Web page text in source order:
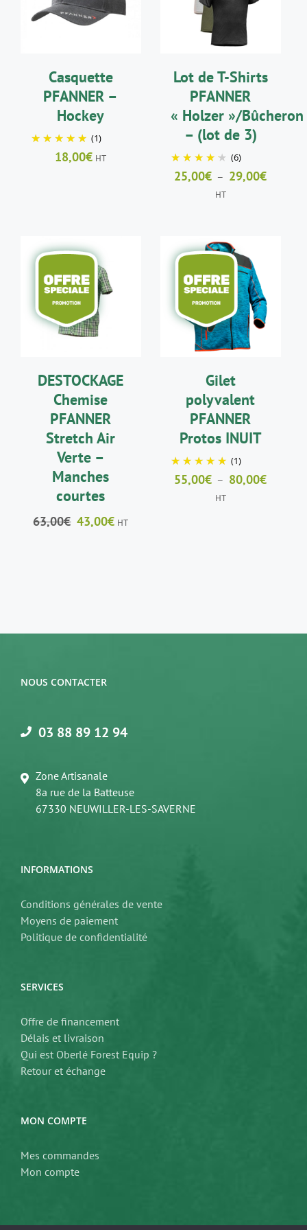
DÉTAILS
Casquette
PFANNER –
Hockey
(1)
18,00€ HT
PRODUIT
PLUSIEURS
VARIATIONS.
OPTIONS
PEUVENT
ÊTRE
CHOISIES
SUR
LA
PAGE
DU
PRODUIT
DÉTAILS
Lot de T-Shirts
PFANNER
« Holzer »/Bûcheron
– (lot de 3)
(6)
25,00€ – 29,00€Plage
HT
CHOIX DES
OPTIONS
CE
PRODUIT
A
PLUSIEURS
OPTIONS
ÊTRE
CHOISIES
SUR
LA
PAGE
DU
/
DÉTAILS
DESTOCKAGE
Chemise
PFANNER
Stretch Air
Verte –
Manches
courtes
63,00€ Le
43,00€LeHT
CHOIX DES
OPTIONS
CE
PRODUIT
A
PLUSIEURS
VARIATIONS.
PEUVENT
ÊTRE
CHOISIES
SUR
LA
PAGE
DU
PRODUIT
/
DÉTAILS
Gilet
polyvalent
PFANNER
Protos INUIT
(1)
55,00€ – 80,00€Plage
HT
NOUS CONTACTER
03 88 89 12 94
Zone Artisanale
8a rue de la Batteuse
67330 NEUWILLER-LES-SAVERNE
INFORMATIONS
Conditions générales de vente
Moyens de paiement
Politique de confidentialité
SERVICES
Offre de financement
Délais et livraison
Qui est Oberlé Forest Equip ?
Retour et échange
MON COMPTE
Mes commandes
Mon compte